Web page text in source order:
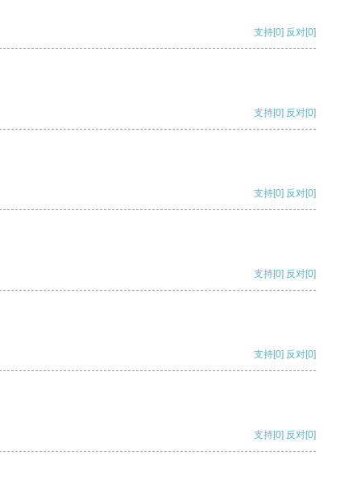
支持[0] 反对[0]
支持[0] 反对[0]
支持[0] 反对[0]
支持[0] 反对[0]
支持[0] 反对[0]
支持[0] 反对[0]